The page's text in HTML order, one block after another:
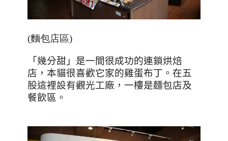
(麵包店區)
「幾分甜」是一間很成功的連鎖烘焙
店，本貓很喜歡它家的雞蛋布丁。在五
股這裡設有觀光工廠，一樓是麵包店及
餐飲區。